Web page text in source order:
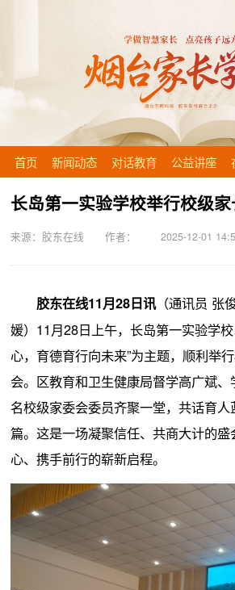
首页 新闻动态 对话教育 公益讲座
长岛第一实验学校举行校级
来源：胶东在线 作者： 2025-12-01
胶东在线11月28日讯（通讯员 张
媛）11月28日上午，长岛第一实验学
心，育德育行向未来”为主题，顺利举
会。区教育和卫生健康局督学高广斌
名校级家委会委员齐聚一堂，共话育
篇。这是一场凝聚信任、共商大计的
心、携手前行的崭新启程。